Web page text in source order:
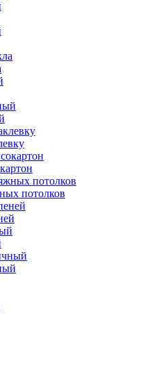
потолков